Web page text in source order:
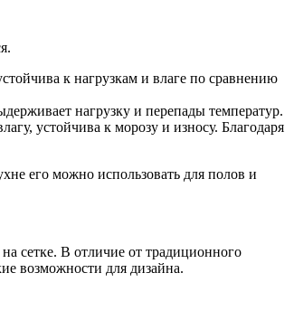
к нагрузкам и влаге по сравнению
нагрузку и перепады температур.
устойчива к морозу и износу. Благодаря
его можно использовать для полов и
сетке. В отличие от традиционного
возможности для дизайна.